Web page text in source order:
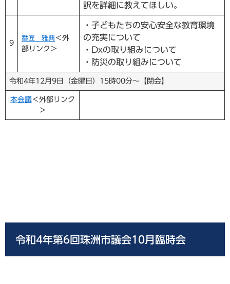
訳を詳細に教えてほしい。
9
番匠 雅典＜外
部リンク＞
・子どもたちの安心安全な教育環境
の充実について
・Dxの取り組みについて
・防災の取り組みについて
令和4年12月9日（金曜日）15時00分～【閉会】
本会議＜外部リンク
＞
令和4年第6回珠洲市議会10月臨時会